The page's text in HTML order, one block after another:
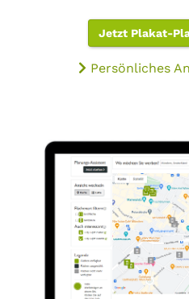
Jetzt Plakat-
Persönliches